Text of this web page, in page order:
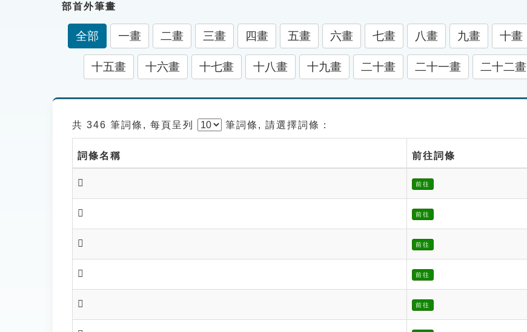
部首外筆畫
全部 一畫 二畫 三畫 四畫 五畫 六畫 七畫 八畫 九畫 十畫
十五畫 十六畫 十七畫 十八畫 十九畫 二十畫 二十一畫 二十二畫
共 346 筆詞條, 每頁呈列 筆詞條, 請選擇詞條：
詞條名稱 前往詞條
𢾣 前往
𢾔 前往
𢾙 前往
𢾚 前往
𢾛 前往